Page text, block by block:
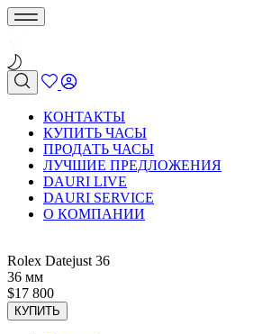
КОНТАКТЫ
КУПИТЬ ЧАСЫ
ПРОДАТЬ ЧАСЫ
ЛУЧШИЕ ПРЕДЛОЖЕНИЯ
DAURI LIVE
DAURI SERVICE
О КОМПАНИИ
Rolex Datejust 36
36 мм
$17 800
КУПИТЬ